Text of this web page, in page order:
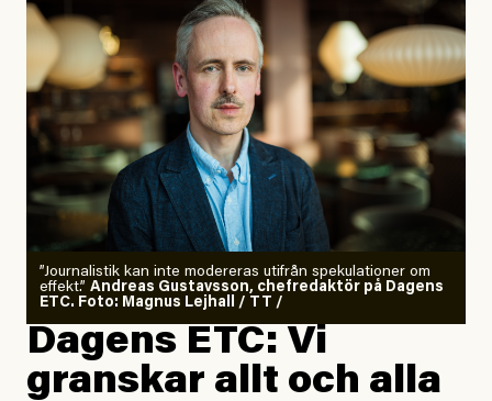
”Journalistik kan inte modereras utifrån spekulationer om
effekt.” Andreas Gustavsson, chefredaktör på Dagens
ETC. Foto: Magnus Lejhall / TT /
Dagens ETC: Vi
granskar allt och alla